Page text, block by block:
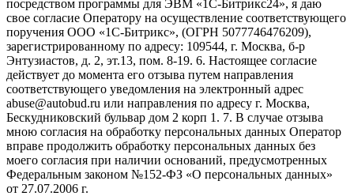
посредством программы для ЭВМ «1С-Битрикс24», я даю
свое согласие Оператору на осуществление соответствующего
поручения ООО «1С-Битрикс», (ОГРН 5077746476209),
зарегистрированному по адресу: 109544, г. Москва, б-р
Энтузиастов, д. 2, эт.13, пом. 8-19. 6. Настоящее согласие
действует до момента его отзыва путем направления
соответствующего уведомления на электронный адрес
abuse@autobud.ru или направления по адресу г. Москва,
Бескудниковский бульвар дом 2 корп 1. 7. В случае отзыва
мною согласия на обработку персональных данных Оператор
вправе продолжить обработку персональных данных без
моего согласия при наличии оснований, предусмотренных
Федеральным законом №152-ФЗ «О персональных данных»
от 27.07.2006 г.